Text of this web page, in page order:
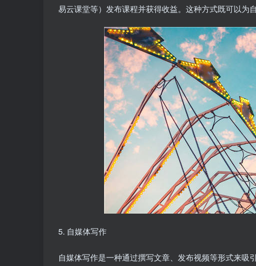
易云课堂等）发布课程并获得收益。这种方式既可以
5. 自媒体写作
自媒体写作是一种通过撰写文章、发布视频等形式来